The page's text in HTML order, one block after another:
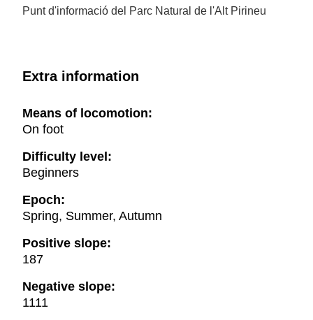
Punt d'informació del Parc Natural de l'Alt Pirineu
Extra information
Means of locomotion:
On foot
Difficulty level:
Beginners
Epoch:
Spring, Summer, Autumn
Positive slope:
187
Negative slope:
1111